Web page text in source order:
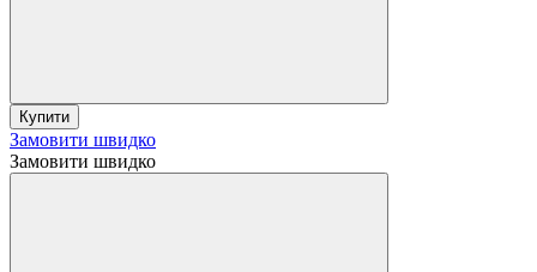
Купити
Замовити швидко
Замовити швидко